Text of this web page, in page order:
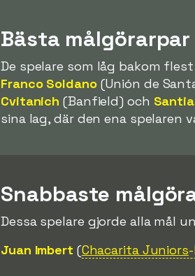
Bästa målgörarpar
De spelare som låg bakom
Franco Soldano(Unión de
Cvitanich (Banfield) och
sina lag, där den ena spelaren
Snabbaste
Dessa spelare gjorde alla mål
Juan Imbert (Chacarita Juniors